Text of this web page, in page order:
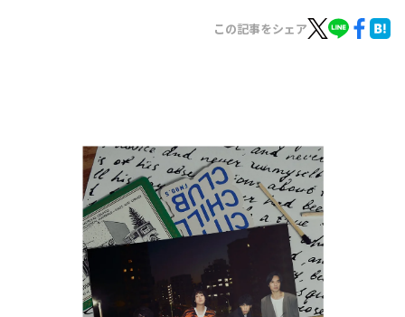
お知らせ
イベント・グッズ
YouTube
会社情報
この記事をシェア